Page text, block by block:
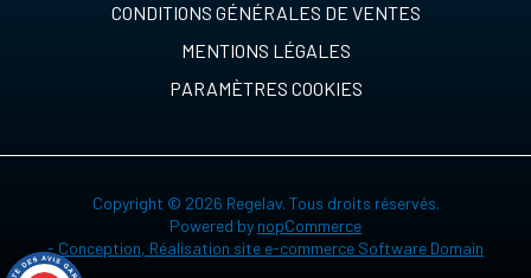
CONDITIONS GÉNÉRALES DE VENTES
MENTIONS LÉGALES
PARAMÈTRES COOKIES
Copyright © 2026 Regelav. Tous droits réservés.
Powered by nopCommerce
- Conception, Réalisation site e-commerce Software Domain